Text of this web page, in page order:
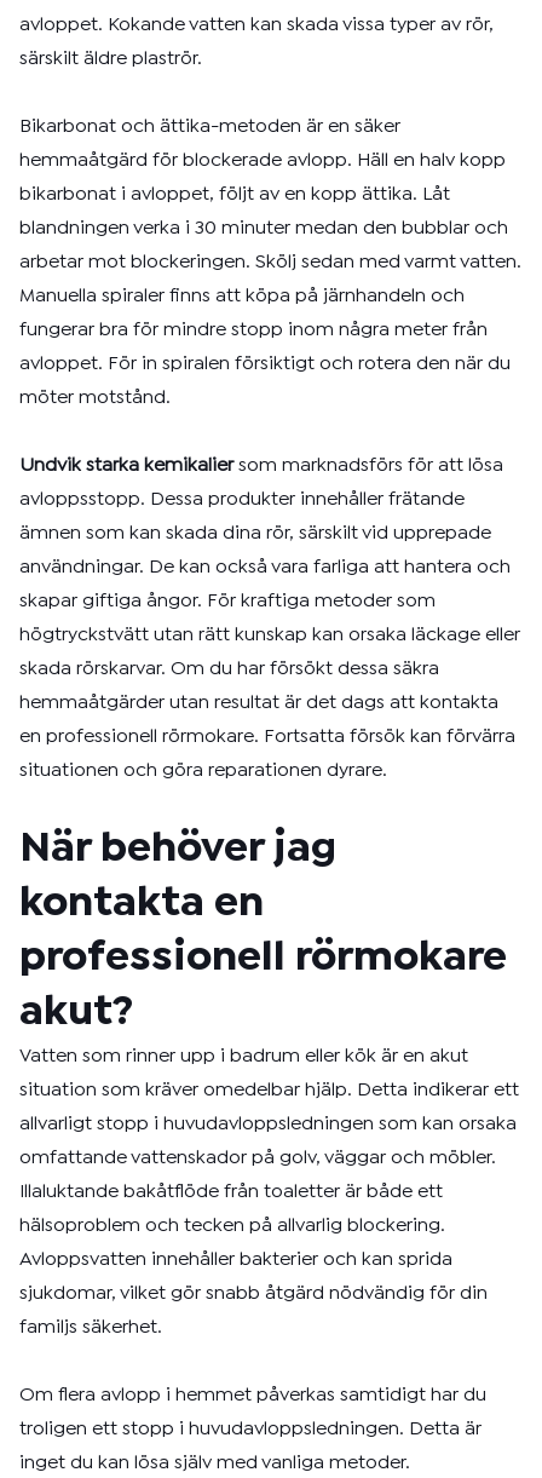
avloppet. Kokande vatten kan skada vissa typer av rör,
särskilt äldre plaströr.
Bikarbonat och ättika-metoden är en säker
hemmaåtgärd för blockerade avlopp. Häll en halv kopp
bikarbonat i avloppet, följt av en kopp ättika. Låt
blandningen verka i 30 minuter medan den bubblar och
arbetar mot blockeringen. Skölj sedan med varmt vatten.
Manuella spiraler finns att köpa på järnhandeln och
fungerar bra för mindre stopp inom några meter från
avloppet. För in spiralen försiktigt och rotera den när du
möter motstånd.
Undvik starka kemikaliersom marknadsförs för att lösa
avloppsstopp. Dessa produkter innehåller frätande
ämnen som kan skada dina rör, särskilt vid upprepade
användningar. De kan också vara farliga att hantera och
skapar giftiga ångor. För kraftiga metoder som
högtryckstvätt utan rätt kunskap kan orsaka läckage eller
skada rörskarvar. Om du har försökt dessa säkra
hemmaåtgärder utan resultat är det dags att kontakta
en professionell rörmokare. Fortsatta försök kan förvärra
situationen och göra reparationen dyrare.
När behöver jag
kontakta en
professionell rörmokare
akut?
Vatten som rinner upp i badrum eller kök är en akut
situation som kräver omedelbar hjälp. Detta indikerar ett
allvarligt stopp i huvudavloppsledningen som kan orsaka
omfattande vattenskador på golv, väggar och möbler.
Illaluktande bakåtflöde från toaletter är både ett
hälsoproblem och tecken på allvarlig blockering.
Avloppsvatten innehåller bakterier och kan sprida
sjukdomar, vilket gör snabb åtgärd nödvändig för din
familjs säkerhet.
Om flera avlopp i hemmet påverkas samtidigt har du
troligen ett stopp i huvudavloppsledningen. Detta är
inget du kan lösa själv med vanliga metoder.